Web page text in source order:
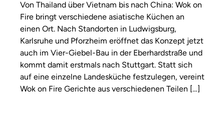
Von Thailand über Vietnam bis nach China: Wok on
Fire bringt verschiedene asiatische Küchen an
einen Ort. Nach Standorten in Ludwigsburg,
Karlsruhe und Pforzheim eröffnet das Konzept jetzt
auch im Vier-Giebel-Bau in der Eberhardstraße und
kommt damit erstmals nach Stuttgart. Statt sich
auf eine einzelne Landesküche festzulegen, vereint
Wok on Fire Gerichte aus verschiedenen Teilen […]